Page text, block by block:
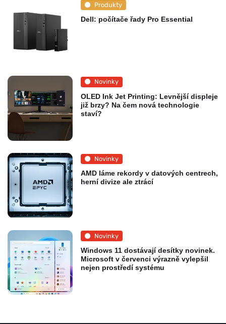
Produkty
Dell: počítače řady Pro Essential
Novinky
OLED Ink Jet Printing: Levnější displeje
již brzy? Na čem nová technologie
staví?
Novinky
AMD láme rekordy v datových centrech,
herní divize ale ztrácí
Novinky
Windows 11 dostávají desítky novinek.
Microsoft v červenci výrazně vylepšil
nejen prostředí systému